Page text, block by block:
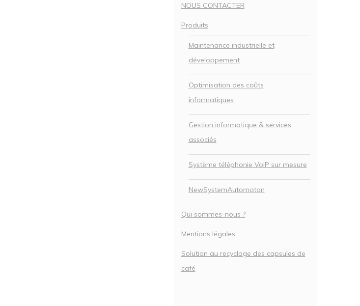
NOUS CONTACTER
Produits
Maintenance industrielle et
développement
Optimisation des coûts
informatiques
Gestion informatique & services
associés
Système téléphonie VoIP sur mesure
NewSystemAutomaton
Qui sommes-nous ?
Mentions légales
Solution au recyclage des capsules de
café